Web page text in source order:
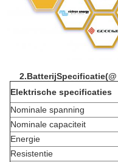
2.BatterijSpecificatie(
Elektrische specificaties
Nominale spanning
Nominale capaciteit
Energie
Resistentie